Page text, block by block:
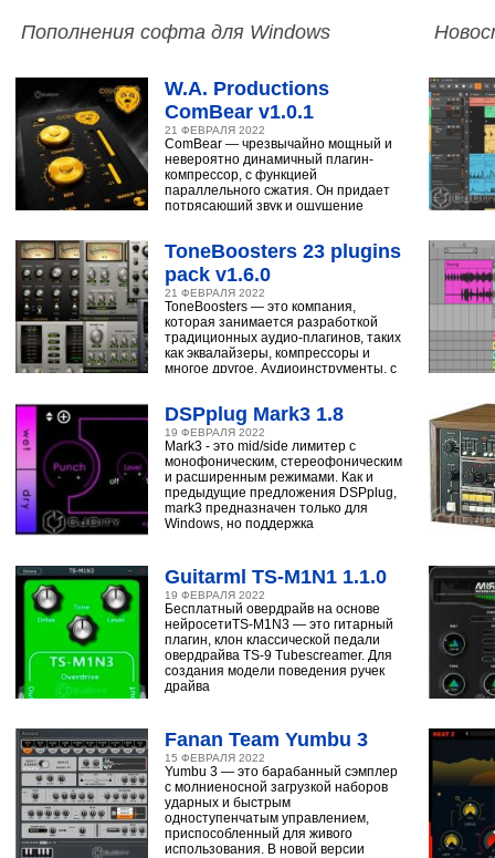
Пополнения софта для Windows
W.A. Productions
ComBear v1.0.1
21 ФЕВРАЛЯ 2022
ComBear — чрезвычайно мощный и
невероятно динамичный плагин-
компрессор, с функцией
параллельного сжатия. Он придает
потрясающий звук и ощущение
ToneBoosters 23 plugins
pack v1.6.0
21 ФЕВРАЛЯ 2022
ToneBoosters — это компания,
которая занимается разработкой
традиционных аудио-плагинов, таких
как эквалайзеры, компрессоры и
многое другое. Аудиоинструменты, с
DSPplug Mark3 1.8
19 ФЕВРАЛЯ 2022
Mark3 - это mid/side лимитер с
монофоническим, стереофоническим
и расширенным режимами. Как и
предыдущие предложения DSPplug,
mark3 предназначен только для
Windows, но поддержка
Guitarml TS-M1N1 1.1.0
19 ФЕВРАЛЯ 2022
Бесплатный овердрайв на основе
нейросетиTS-M1N3 — это гитарный
плагин, клон классической педали
овердрайва TS-9 Tubescreamer. Для
создания модели поведения ручек
драйва
Fanan Team Yumbu 3
15 ФЕВРАЛЯ 2022
Yumbu 3 — это барабанный сэмплер
с молниеносной загрузкой наборов
ударных и быстрым
одноступенчатым управлением,
приспособленный для живого
использования. В новой версии